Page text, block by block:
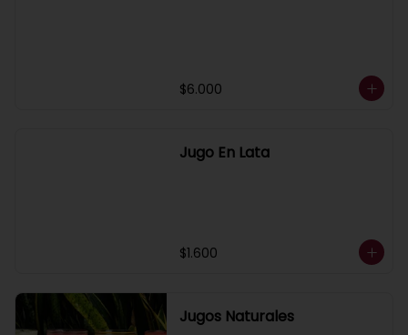
$6.000
Jugo En Lata
$1.600
Jugos Naturales